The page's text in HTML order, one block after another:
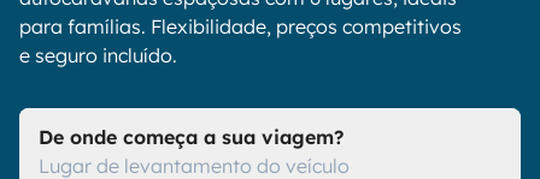
para famílias. Flexibilidade, preços competitivos
e seguro incluído.
De onde começa a sua viagem?
Lugar de levantamento do veículo